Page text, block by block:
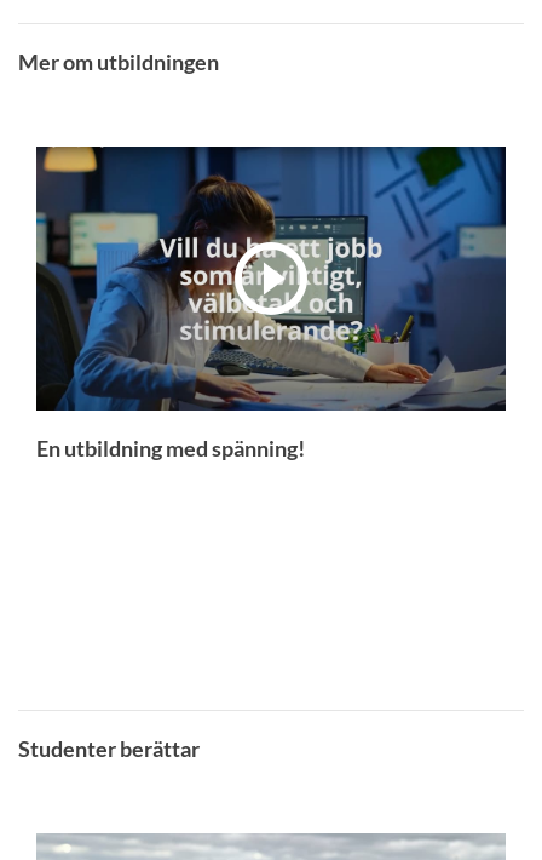
Mer om utbildningen
En utbildning med spänning!
Studenter berättar